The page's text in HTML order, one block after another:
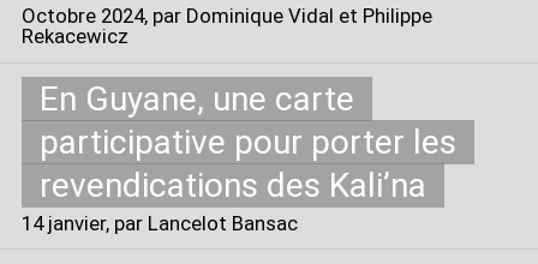
Octobre 2024, par Dominique Vidal et Philippe
Rekacewicz
En Guyane, une carte
participative pour porter les
revendications des Kali’na
14 janvier, par Lancelot Bansac